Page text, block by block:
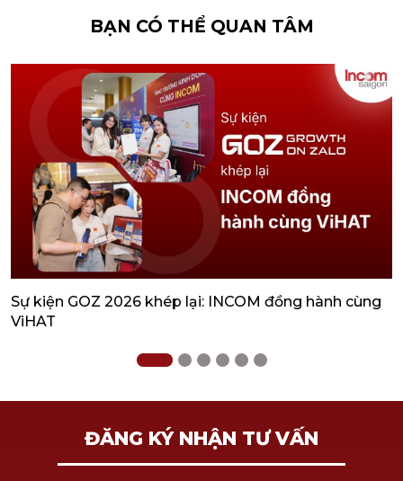
BẠN CÓ THỂ QUAN TÂM
Sự kiện GOZ 2026 khép lại: INCOM đồng hành cùng
ViHAT
ĐĂNG KÝ NHẬN TƯ VẤN